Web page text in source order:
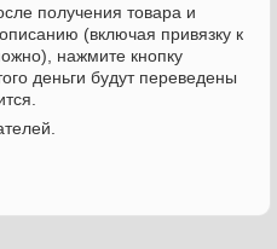
получения товара и
(включая привязку к
нажмите кнопку
деньги будут переведены